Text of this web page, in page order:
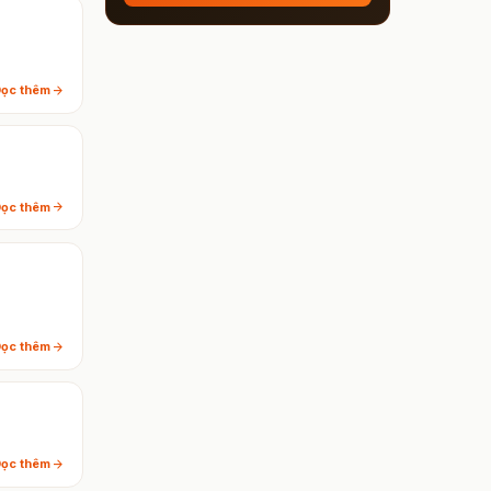
thêm arrow_forward
thêm arrow_forward
thêm arrow_forward
thêm arrow_forward